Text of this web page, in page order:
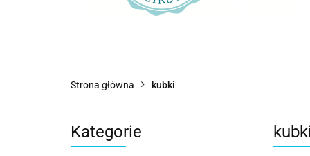
Strona główna kubki
Kategorie